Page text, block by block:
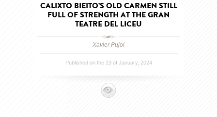
CALIXTO BIEITO’S OLD CARMEN STILL
FULL OF STRENGTH AT THE GRAN
TEATRE DEL LICEU
Xavier Pujol
Published on the 13 of January, 2024